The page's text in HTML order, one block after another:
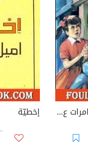
قضية الصراف - مغامرات ع×2
إخطيّة